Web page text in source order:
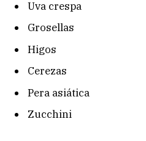
Uva crespa
Grosellas
Higos
Cerezas
Pera asiática
Zucchini